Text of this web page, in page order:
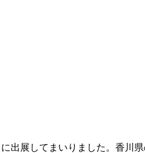
出展してまいりました。香川